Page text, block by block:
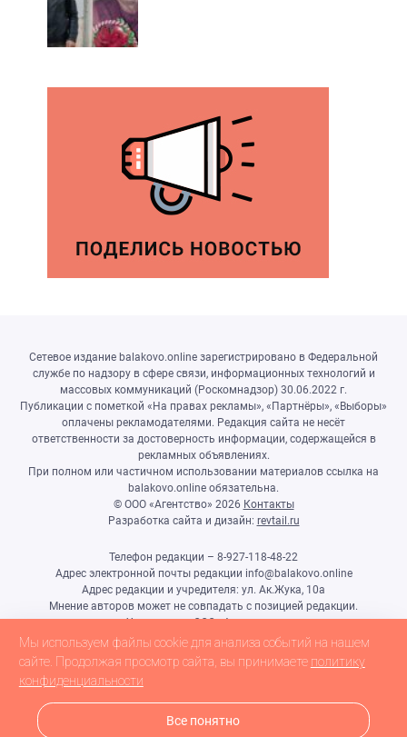
Сетевое издание balakovo.online зарегистрировано в Федеральной
службе по надзору в сфере связи, информационных технологий и
массовых коммуникаций (Роскомнадзор) 30.06.2022 г.
Публикации с пометкой «На правах рекламы», «Партнёры», «Выборы»
оплачены рекламодателями. Редакция сайта не несёт
ответственности за достоверность информации, содержащейся в
рекламных объявлениях.
При полном или частичном использовании материалов ссылка на
balakovo.online обязательна.
© ООО «Агентство» 2026 Контакты
Разработка сайта и дизайн: revtail.ru
Телефон редакции – 8-927-118-48-22
Адрес электронной почты редакции info@balakovo.online
Адрес редакции и учредителя: ул. Ак.Жука, 10а
Мнение авторов может не совпадать с позицией редакции.
Учредитель: ООО «Агентство»
Гл.редактор Ивлиева Н.Н.
Настоящий ресурс может содержать материалы 18+
Мы используем файлы cookie для анализа событий на нашем
сайте. Продолжая просмотр сайта, вы принимаете политику
конфиденциальности
Все понятно